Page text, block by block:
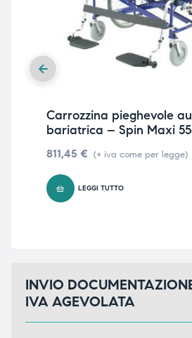
Carrozzina pieghevole
bariatrica – Spin Maxi
811,45 € (+ iva come per legge)
LEGGI TUTTO
INVIO
IVA AGEVOLATA